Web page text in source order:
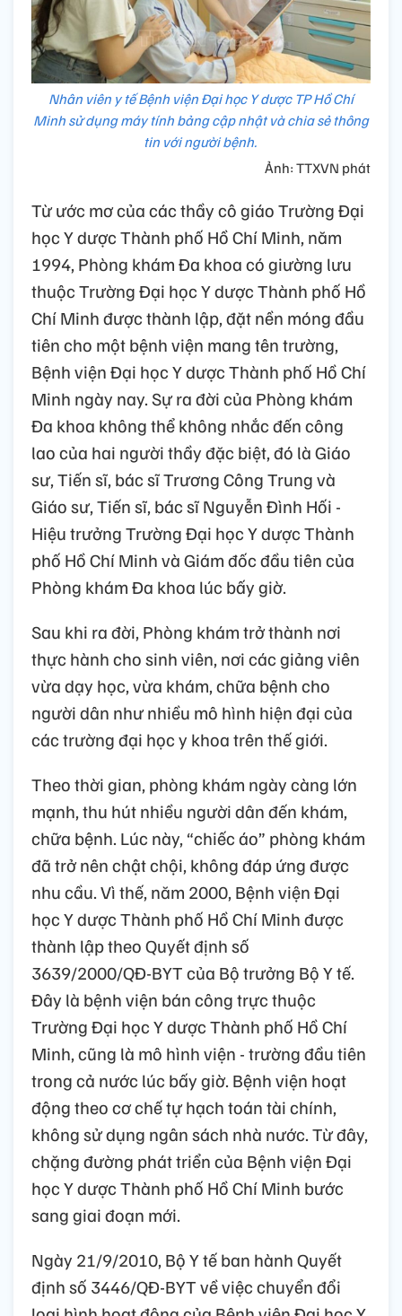
Nhân viên y tế Bệnh viện Đại học Y dược TP Hồ Chí
Minh sử dụng máy tính bảng cập nhật và chia sẻ thông
tin với người bệnh.
Ảnh: TTXVN phát
Từ ước mơ của các thầy cô giáo Trường Đại
học Y dược Thành phố Hồ Chí Minh, năm
1994, Phòng khám Đa khoa có giường lưu
thuộc Trường Đại học Y dược Thành phố Hồ
Chí Minh được thành lập, đặt nền móng đầu
tiên cho một bệnh viện mang tên trường,
Bệnh viện Đại học Y dược Thành phố Hồ Chí
Minh ngày nay. Sự ra đời của Phòng khám
Đa khoa không thể không nhắc đến công
lao của hai người thầy đặc biệt, đó là Giáo
sư, Tiến sĩ, bác sĩ Trương Công Trung và
Giáo sư, Tiến sĩ, bác sĩ Nguyễn Đình Hối -
Hiệu trưởng Trường Đại học Y dược Thành
phố Hồ Chí Minh và Giám đốc đầu tiên của
Phòng khám Đa khoa lúc bấy giờ.
Sau khi ra đời, Phòng khám trở thành nơi
thực hành cho sinh viên, nơi các giảng viên
vừa dạy học, vừa khám, chữa bệnh cho
người dân như nhiều mô hình hiện đại của
các trường đại học y khoa trên thế giới.
Theo thời gian, phòng khám ngày càng lớn
mạnh, thu hút nhiều người dân đến khám,
chữa bệnh. Lúc này, “chiếc áo” phòng khám
đã trở nên chật chội, không đáp ứng được
nhu cầu. Vì thế, năm 2000, Bệnh viện Đại
học Y dược Thành phố Hồ Chí Minh được
thành lập theo Quyết định số
3639/2000/QĐ-BYT của Bộ trưởng Bộ Y tế.
Đây là bệnh viện bán công trực thuộc
Trường Đại học Y dược Thành phố Hồ Chí
Minh, cũng là mô hình viện - trường đầu tiên
trong cả nước lúc bấy giờ. Bệnh viện hoạt
động theo cơ chế tự hạch toán tài chính,
không sử dụng ngân sách nhà nước. Từ đây,
chặng đường phát triển của Bệnh viện Đại
học Y dược Thành phố Hồ Chí Minh bước
sang giai đoạn mới.
Ngày 21/9/2010, Bộ Y tế ban hành Quyết
định số 3446/QĐ-BYT về việc chuyển đổi